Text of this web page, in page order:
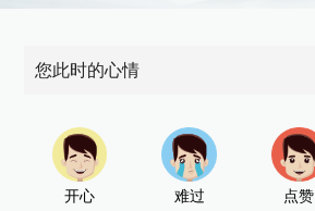
您此时的心情
开心 难过 点赞